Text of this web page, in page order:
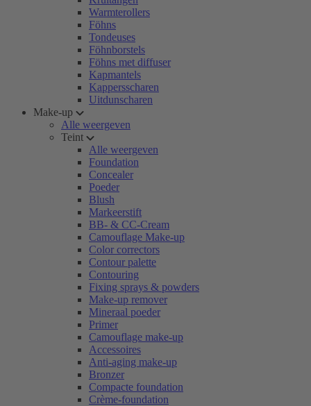
Warmterollers
Föhns
Tondeuses
Föhnborstels
Föhns met diffuser
Kapmantels
Kappersscharen
Uitdunscharen
Make-up
Alle weergeven
Teint
Alle weergeven
Foundation
Concealer
Poeder
Blush
Markeerstift
BB- & CC-Cream
Camouflage Make-up
Color correctors
Contour palette
Contouring
Fixing sprays & powders
Make-up remover
Mineraal poeder
Primer
Camouflage make-up
Accessoires
Anti-aging make-up
Bronzer
Compacte foundation
Crème-foundation